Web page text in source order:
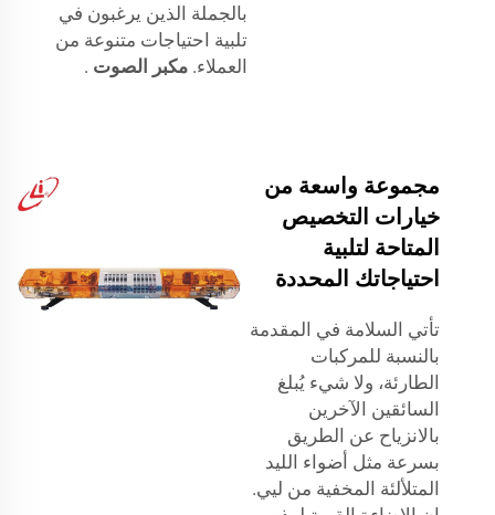
بالجملة الذين يرغبون في
تلبية احتياجات متنوعة من
العملاء. مكبر الصوت .
مجموعة واسعة من
خيارات التخصيص
المتاحة لتلبية
احتياجاتك المحددة
تأتي السلامة في المقدمة
بالنسبة للمركبات
الطارئة، ولا شيء يُبلغ
السائقين الآخرين
بالانزياح عن الطريق
بسرعة مثل أضواء الليد
المتلألئة المخفية من ليي.